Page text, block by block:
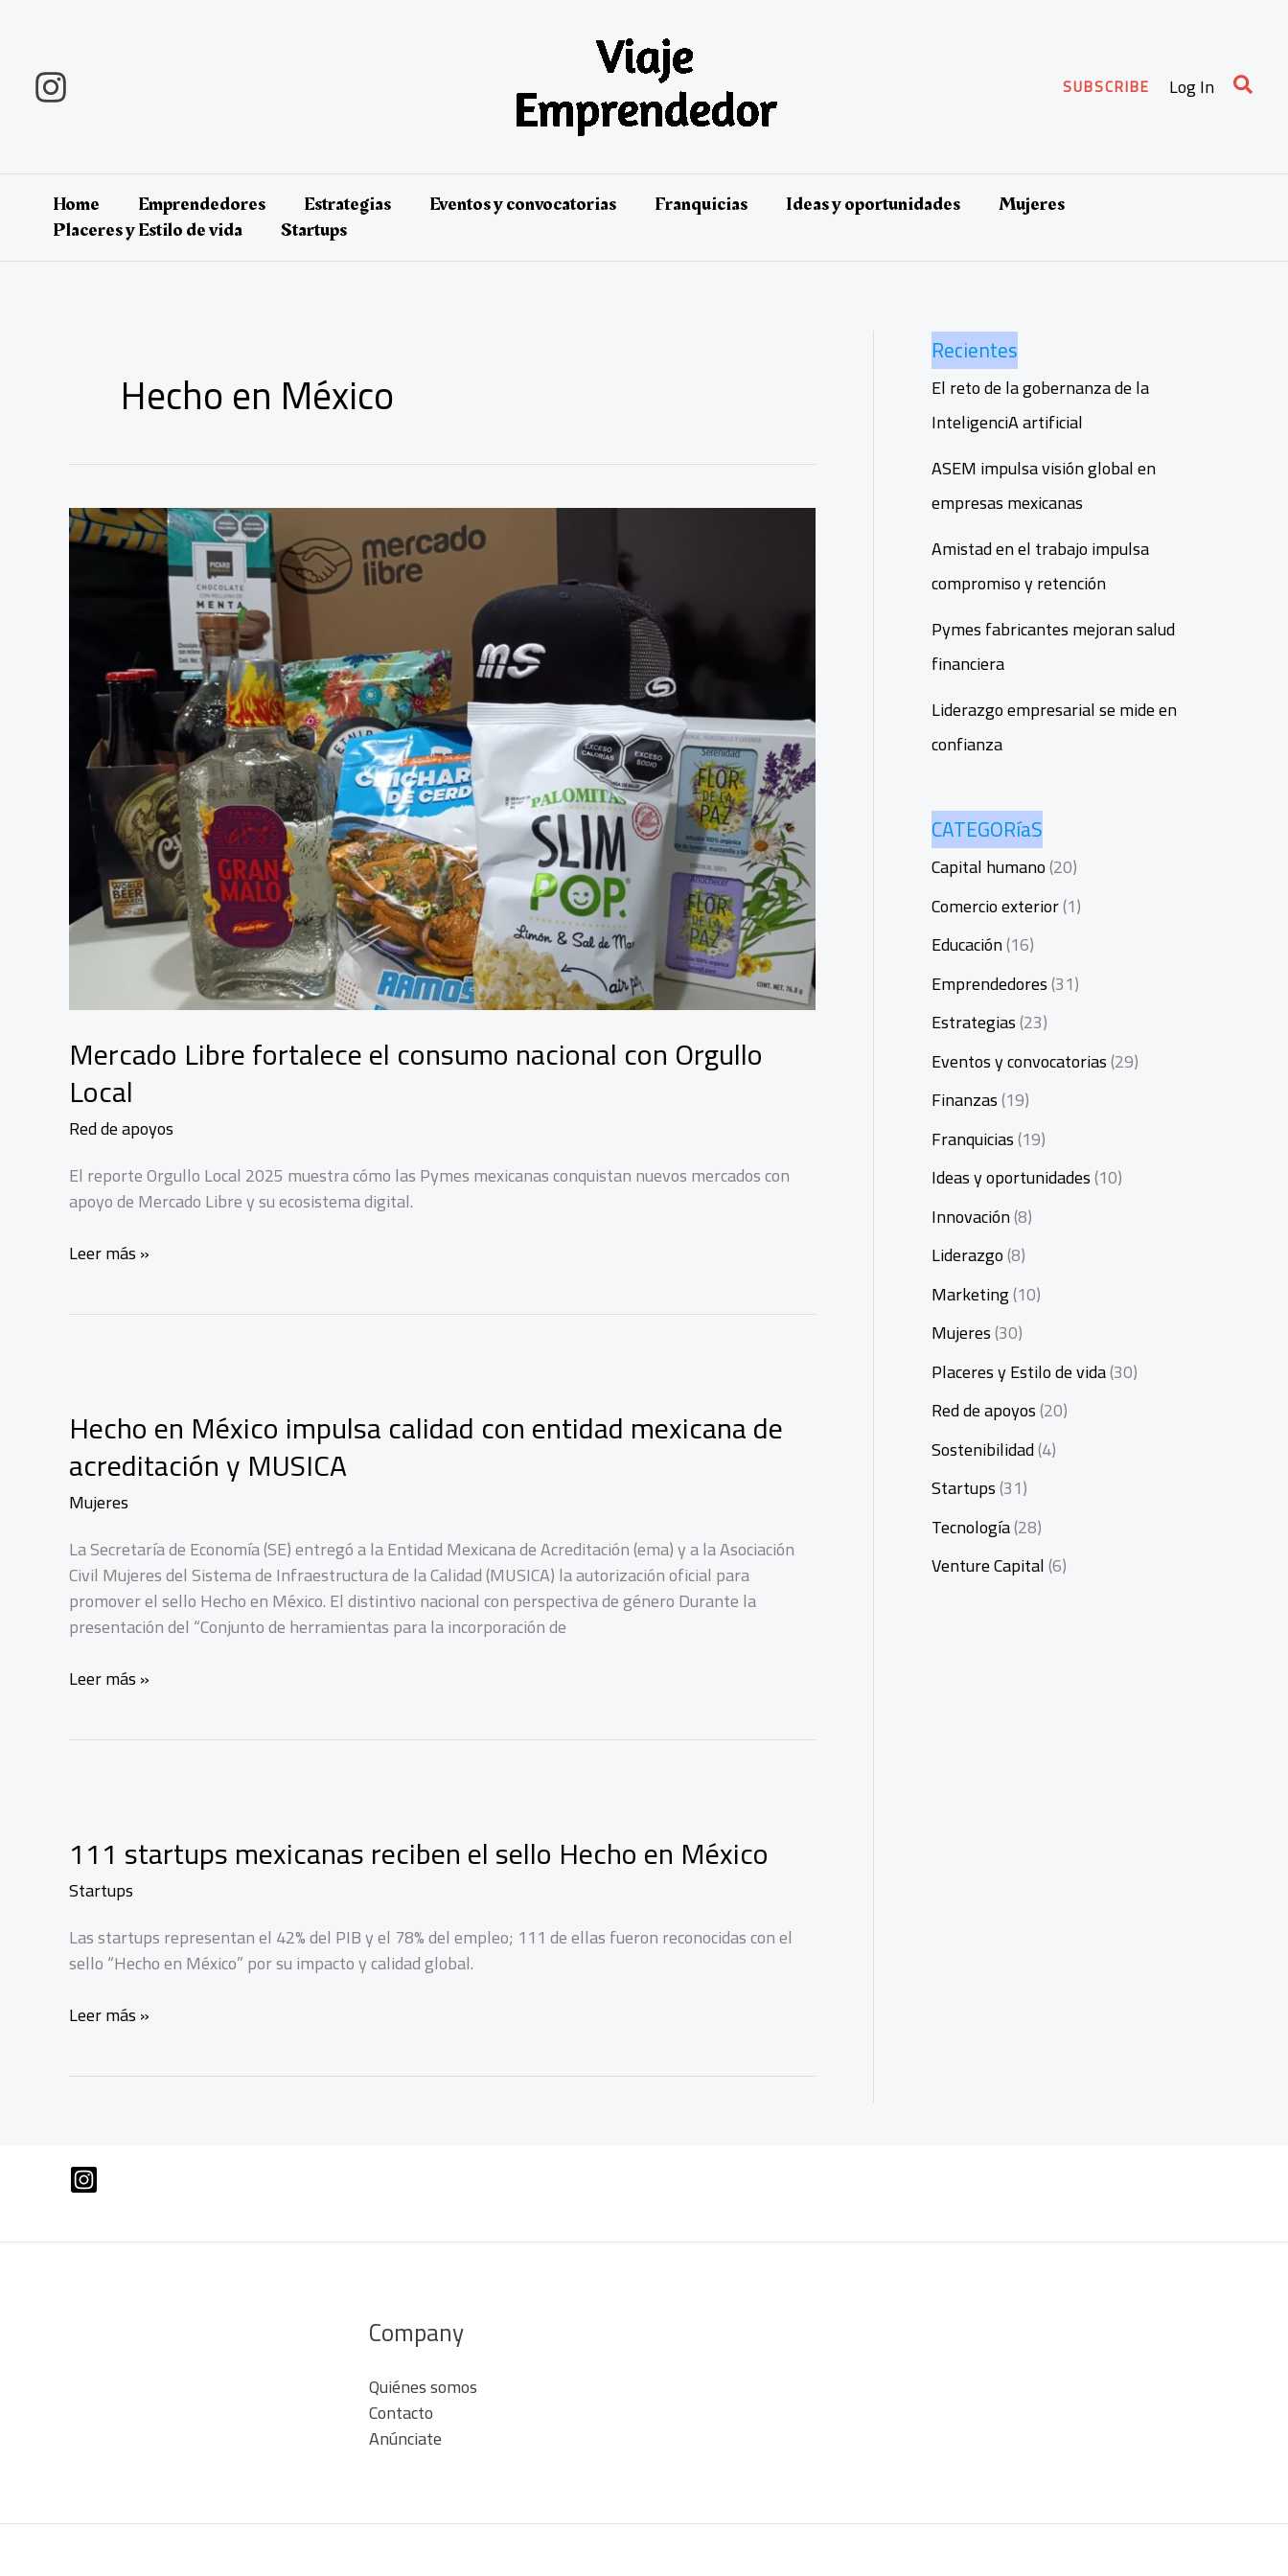
contenido
SUBSCRIBE Log In
Home Emprendedores Estrategias Eventos y convocatorias Franquicias Ideas y oportunidades
Mujeres
Placeres y Estilo de vida
Startups
Hecho en México
Mercado Libre fortalece el consumo nacional con Orgullo
Local
Red de apoyos
El reporte Orgullo Local 2025 muestra cómo las Pymes mexicanas conquistan nuevos mercados con
apoyo de Mercado Libre y su ecosistema digital.
Mercado
Orgullo
Local
Leer más »
Hecho en México impulsa calidad con entidad mexicana de
acreditación y MUSICA
Mujeres
La Secretaría de Economía (SE) entregó a la Entidad Mexicana de Acreditación (ema) y a la Asociación
Civil Mujeres del Sistema de Infraestructura de la Calidad (MUSICA) la autorización oficial para
promover el sello Hecho en México. El distintivo nacional con perspectiva de género Durante la
presentación del “Conjunto de herramientas para la incorporación de
Hecho
mexicana
de
acreditación
y
MUSICA
Leer más »
111 startups mexicanas reciben el sello Hecho en México
Startups
Las startups representan el 42% del PIB y el 78% del empleo; 111 de ellas fueron reconocidas con el
sello “Hecho en México” por su impacto y calidad global.
111
Hecho
en
Leer más »
Recientes
El reto de la gobernanza de la
InteligenciA artificial
ASEM impulsa visión global en
empresas mexicanas
Amistad en el trabajo impulsa
compromiso y retención
Pymes fabricantes mejoran salud
financiera
Liderazgo empresarial se mide en
confianza
CATEGORíaS
Capital humano(20)
Comercio exterior(1)
Educación(16)
Emprendedores(31)
Estrategias(23)
Eventos y convocatorias(29)
Finanzas(19)
Franquicias(19)
Ideas y oportunidades(10)
Innovación(8)
Liderazgo(8)
Marketing(10)
Mujeres(30)
Placeres y Estilo de vida(30)
Red de apoyos(20)
Sostenibilidad(4)
Startups(31)
Tecnología(28)
Venture Capital(6)
Company
Quiénes somos
Contacto
Anúnciate